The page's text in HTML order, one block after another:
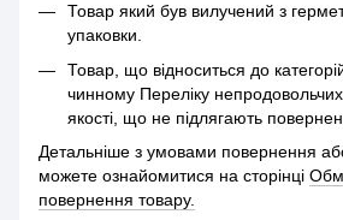
Товар який був вилучений з
упаковки.
Товар, що відноситься до
чинному Переліку
якості, що не підлягають
Детальніше з умовами повернення
можете ознайомитися на сторінці
повернення товару.